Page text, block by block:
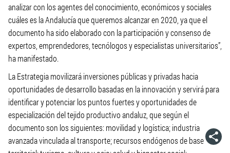
analizar con los agentes del conocimiento, económicos y sociales
cuáles es la Andalucía que queremos alcanzar en 2020, ya que el
documento ha sido elaborado con la participación y consenso de
expertos, emprendedores, tecnólogos y especialistas universitarios”,
ha manifestado.
La Estrategia movilizará inversiones públicas y privadas hacia
oportunidades de desarrollo basadas en la innovación y servirá para
identificar y potenciar los puntos fuertes y oportunidades de
especialización del tejido productivo andaluz, que según el
documento son los siguientes: movilidad y logística; industria
avanzada vinculada al transporte; recursos endógenos de base